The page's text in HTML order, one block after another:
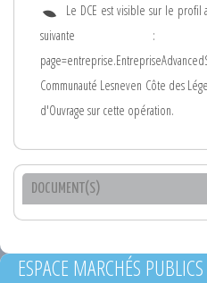
Le DCE est visible sur le
suivante : https://
Communauté Lesneven Côte des
d'Ouvrage sur cette opération.
DOCUMENT(S)
ESPACE MARCHÉS PUBLICS